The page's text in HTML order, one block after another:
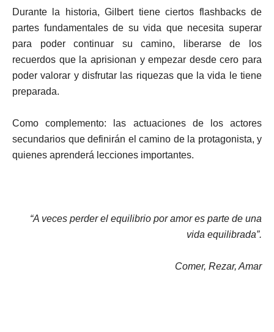
Durante la historia, Gilbert tiene ciertos flashbacks de
partes fundamentales de su vida que necesita superar
para poder continuar su camino, liberarse de los
recuerdos que la aprisionan y empezar desde cero para
poder valorar y disfrutar las riquezas que la vida le tiene
preparada.
Como complemento: las actuaciones de los actores
secundarios que definirán el camino de la protagonista, y
quienes aprenderá lecciones importantes.
“A veces perder el equilibrio por amor es parte de una
vida equilibrada”.
Comer, Rezar, Amar